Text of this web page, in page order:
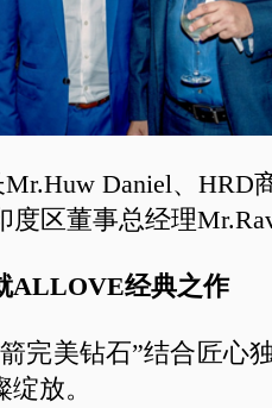
Daniel、HRD
度区董事总经理
ALLOVE经典之作
完美钻石”结合匠心
放。